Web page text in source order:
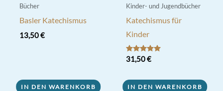
Bücher
Basler Katechismus
13,50€
IN DEN WARENKORB
Kinder- und Jugendbücher
Katechismus für
Kinder
Bewertet mit
5.00
31,50€
IN DEN WARENKORB